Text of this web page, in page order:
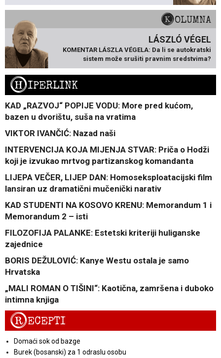
KOLUMNA
LÁSZLÓ VÉGEL
KOMENTAR LÁSZLA VÉGELA: Da li se autokratski
sistem može srušiti pravnim sredstvima?
HIPERLINK
KAD „RAZVOJ“ POPIJE VODU: More pred kućom,
bazen u dvorištu, suša na vratima
VIKTOR IVANČIĆ: Nazad naši
INTERVENCIJA KOJA MIJENJA STVAR: Priča o Hodži
koji je izvukao mrtvog partizanskog komandanta
LIJEPA VEČER, LIJEP DAN: Homoseksploatacijski film
lansiran uz dramatični mučenički narativ
KAD STUDENTI NA KOSOVO KRENU: Memorandum 1 i
Memorandum 2 – isti
FILOZOFIJA PALANKE: Estetski kriteriji huliganske
zajednice
BORIS DEŽULOVIĆ: Kanye Westu ostala je samo
Hrvatska
„MALI ROMAN O TIŠINI“: Kaotična, zamršena i duboko
intimna knjiga
RECEPTI
Domaći sok od bazge
Burek (bosanski) za 1 odraslu osobu